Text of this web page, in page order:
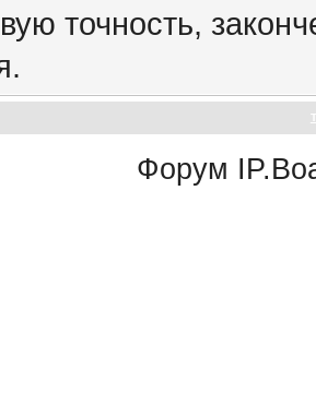
точность,
Форум